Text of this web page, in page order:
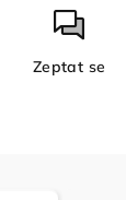
Zeptat se